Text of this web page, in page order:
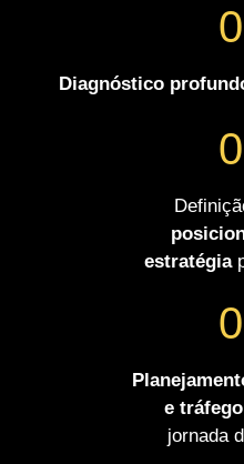
Diagnóstico
estratégia
e tráfego
jornada